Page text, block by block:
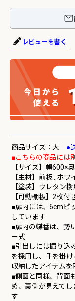
レビューを書く
商品サイズ：大 ●
■こちらの商品には
【サイズ】幅600×
【主材】前板…ホワ
【塗装】ウレタン
【可動棚板】2枚付
■扉内には、6cmピ
しています
■扉内の蝶番は、勢
ー式
■引出しには掘り込
を採用し、手を掛
収納したアイテム
■側面と同様、背面
め、裏側が見えて
す